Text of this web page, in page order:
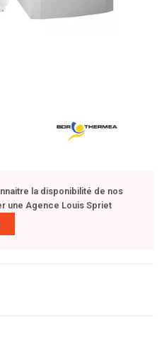
la disponibilité de nos
une Agence Louis Spriet